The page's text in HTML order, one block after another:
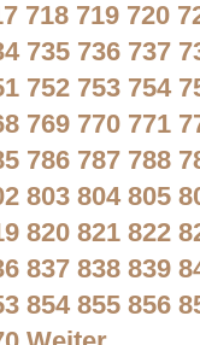
718 719 720
735 736 737
752 753 754
769 770 771
786 787 788
803 804 805
820 821 822
837 838 839
854 855 856